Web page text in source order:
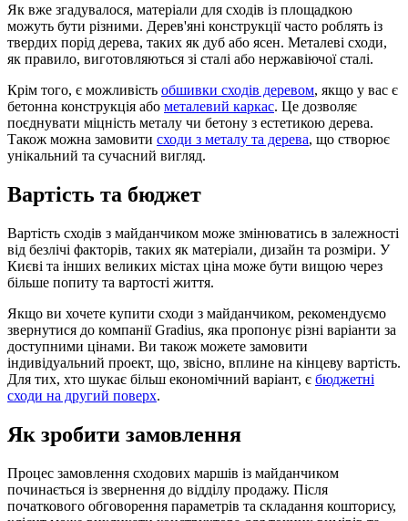
Як вже згадувалося, матеріали для сходів із площадкою
можуть бути різними. Дерев'яні конструкції часто роблять із
твердих порід дерева, таких як дуб або ясен. Металеві сходи,
як правило, виготовляються зі сталі або нержавіючої сталі.
Крім того, є можливість обшивки сходів деревом, якщо у вас є
бетонна конструкція або металевий каркас. Це дозволяє
поєднувати міцність металу чи бетону з естетикою дерева.
Також можна замовити сходи з металу та дерева, що створює
унікальний та сучасний вигляд.
Вартість та бюджет
Вартість сходів з майданчиком може змінюватись в залежності
від безлічі факторів, таких як матеріали, дизайн та розміри. У
Києві та інших великих містах ціна може бути вищою через
більше попиту та вартості життя.
Якщо ви хочете купити сходи з майданчиком, рекомендуємо
звернутися до компанії Gradius, яка пропонує різні варіанти за
доступними цінами. Ви також можете замовити
індивідуальний проект, що, звісно, вплине на кінцеву вартість.
Для тих, хто шукає більш економічний варіант, є бюджетні
сходи на другий поверх.
Як зробити замовлення
Процес замовлення сходових маршів із майданчиком
починається із звернення до відділу продажу. Після
початкового обговорення параметрів та складання кошторису,